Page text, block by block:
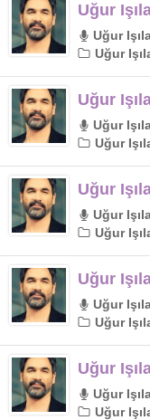
Uğur
Uğur
Uğur
Uğur
Uğur
Uğur
Uğur
Uğur
Uğur
Uğur
Uğur
Uğur
Uğur
Uğur
Uğur